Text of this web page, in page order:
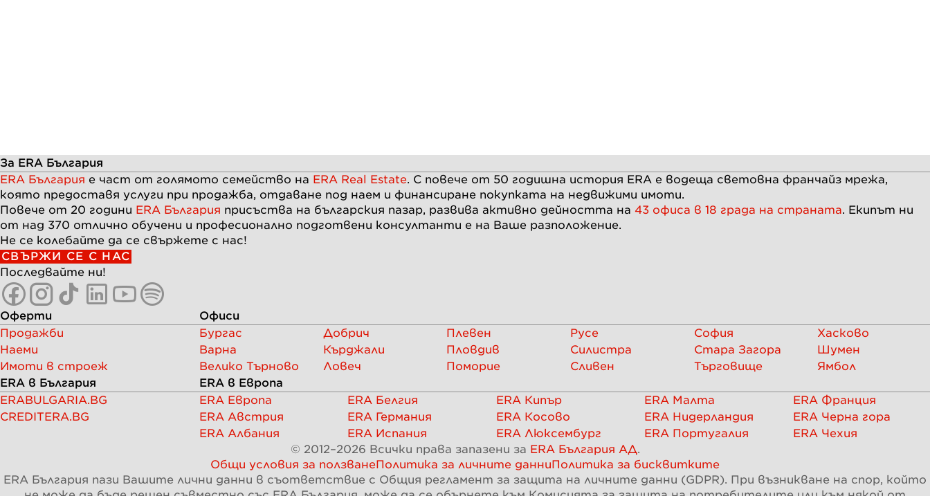
За ERA България
ERA България е част от голямото семейство на ERA Real Estate. С повече от 50 годишна история ERA e водеща световна франчайз мрежа,
която предоставя услуги при продажба, отдаване под наем и финансиране покупката на недвижими имоти.
Повече от 20 години ERA България присъства на българския пазар, развива активно дейността на 43 офиса в 18 града на страната. Екипът ни
от над 370 отлично обучени и професионално подготвени консултанти е на Ваше разположение.
Не се колебайте да се свържете с нас!
СВЪРЖИ СЕ С НАС
Последвайте ни!
Оферти
Продажби
Наеми
Имоти в строеж
Офиси
Бургас
Варна
Велико Търново
Добрич
Кърджали
Ловеч
Плевен
Пловдив
Поморие
Русе
Силистра
Сливен
София
Стара Загора
Търговище
Хасково
Шумен
Ямбол
ERA в България
ERABULGARIA.BG
CREDITERA.BG
ERA в Европа
ERA Европа
ERA Австрия
ERA Албания
ERA Белгия
ERA Германия
ERA Испания
ERA Кипър
ERA Косово
ERA Люксембург
ERA Малта
ERA Нидерландия
ERA Португалия
ERA Франция
ERA Черна гора
ERA Чехия
© 2012–2026 Всички права запазени за ERA България АД.
Общи условия за ползванеПолитика за личните данниПолитика за бисквитките
ERA България пази Вашите лични данни в съответствие с Общия регламент за защита на личните данни (GDPR). При възникване на спор, който